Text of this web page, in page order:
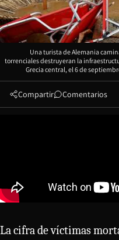
Una turista de Alemania
torrenciales destruyeran la
Grecia central, el 6 de
Compartir Comentarios
La cifra de víctimas